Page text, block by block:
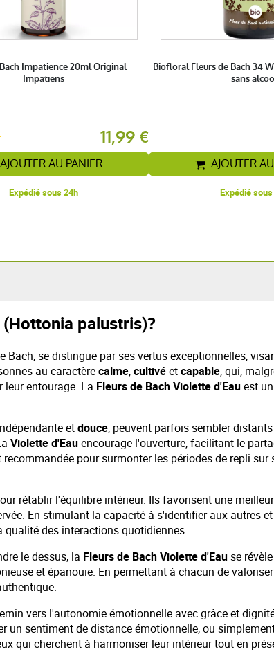
Impatience 20ml Original
Impatiens
11,99 €
AJOUTER AU PANIER
Expédié sous 24h
Biofloral Fleurs de Bach 34
sans
AJOUTER
Expédié
palustris)?
Bach, se distingue par ses vertus exceptionnelles,
au caractèrecalme,cultivéetcapable, qui,
entourage. La Fleurs de Bach Violette d'Eauest
etdouce, peuvent parfois sembler
Violette d'Eauencourage l'ouverture, facilitant le
recommandée pour surmonter les périodes de repli
rétablir l'équilibre intérieur. Ils favorisent une
En stimulant la capacité à s'identifier aux autres
des interactions quotidiennes.
le dessus, la Fleurs de Bach Violette d'Eause
et épanouie. En permettant à chacun de
vers l'autonomie émotionnelle avec grâce et
un sentiment de distance émotionnelle, ou
qui cherchent à harmoniser leur intérieur tout en